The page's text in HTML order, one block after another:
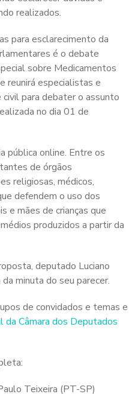
realizados.
para esclarecimento da
é o debate
sobre Medicamentos
reunirá especialistas e
para debater o assunto
no dia 01 de
pública online. Entre os
de órgãos
religiosas, médicos,
defendem o uso dos
e mães de crianças que
produzidos a partir da
deputado Luciano
minuta do seu parecer.
de convidados e temas e
da Câmara dos Deputados
Teixeira (PT-SP)